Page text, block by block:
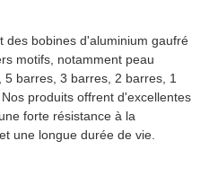
des bobines d'aluminium gaufré
motifs, notamment peau
barres, 3 barres, 2 barres, 1
produits offrent d'excellentes
forte résistance à la
une longue durée de vie.